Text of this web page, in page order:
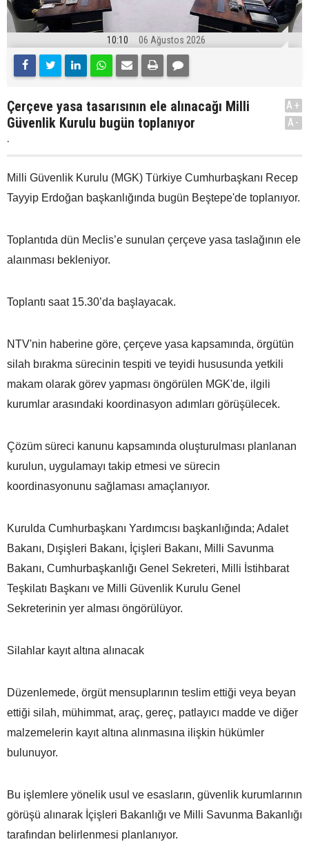
10:10 06 Ağustos 2026
Çerçeve yasa tasarısının ele alınacağı Milli
Güvenlik Kurulu bugün toplanıyor
.
A+
A-
Milli Güvenlik Kurulu (MGK) Türkiye Cumhurbaşkanı Recep
Tayyip Erdoğan başkanlığında bugün Beştepe'de toplanıyor.
Toplantıda dün Meclis’e sunulan çerçeve yasa taslağının ele
alaınması bekleniyor.
Toplantı saat 15.30’da başlayacak.
NTV'nin haberine göre, çerçeve yasa kapsamında, örgütün
silah bırakma sürecinin tespiti ve teyidi hususunda yetkili
makam olarak görev yapması öngörülen MGK'de, ilgili
kurumlar arasındaki koordinasyon adımları görüşülecek.
Çözüm süreci kanunu kapsamında oluşturulması planlanan
kurulun, uygulamayı takip etmesi ve sürecin
koordinasyonunu sağlaması amaçlanıyor.
Kurulda Cumhurbaşkanı Yardımcısı başkanlığında; Adalet
Bakanı, Dışişleri Bakanı, İçişleri Bakanı, Milli Savunma
Bakanı, Cumhurbaşkanlığı Genel Sekreteri, Milli İstihbarat
Teşkilatı Başkanı ve Milli Güvenlik Kurulu Genel
Sekreterinin yer alması öngörülüyor.
Silahlar kayıt altına alınacak
Düzenlemede, örgüt mensuplarının teslim ettiği veya beyan
ettiği silah, mühimmat, araç, gereç, patlayıcı madde ve diğer
malzemelerin kayıt altına alınmasına ilişkin hükümler
bulunuyor.
Bu işlemlere yönelik usul ve esasların, güvenlik kurumlarının
görüşü alınarak İçişleri Bakanlığı ve Milli Savunma Bakanlığı
tarafından belirlenmesi planlanıyor.